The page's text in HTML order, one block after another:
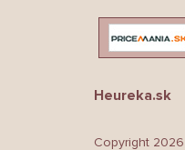
Heureka.sk
Copyright 2026